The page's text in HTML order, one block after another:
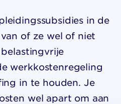
in de
of ze wel of niet
werkkostenregeling
in te houden. Je
wel apart om aan